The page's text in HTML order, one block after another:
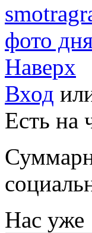
фото
Наверх
Вход
Есть на
Нас уже